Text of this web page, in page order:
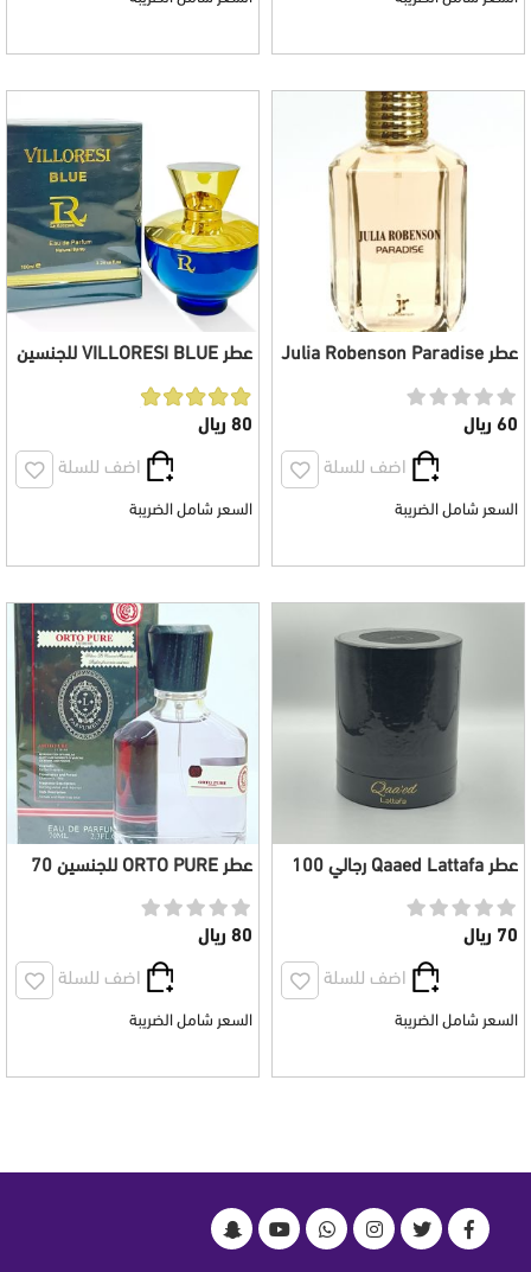
عطر Julia Robenson Paradise
60 ريال
اضف للسلة
السعر شامل الضريبة
عطر VILLORESI BLUE للجنسين
80 ريال
اضف للسلة
السعر شامل الضريبة
عطر Qaaed Lattafa رجالي 100
70 ريال
اضف للسلة
السعر شامل الضريبة
عطر ORTO PURE للجنسين 70
80 ريال
اضف للسلة
السعر شامل الضريبة